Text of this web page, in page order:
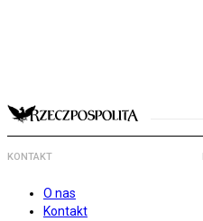
KONTAKT
O nas
Kontakt